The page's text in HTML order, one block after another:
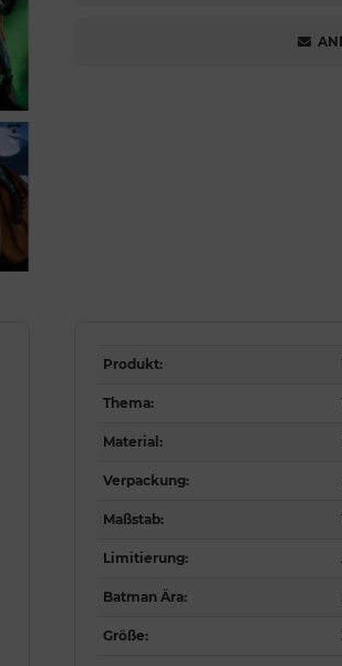
Produkt:
Thema:
Material:
Verpackung:
Maßstab:
Limitierung:
Batman Ära:
Größe: